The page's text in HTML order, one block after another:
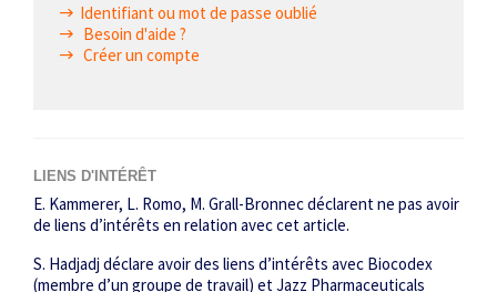
Identifiant ou mot de passe oublié
Besoin d'aide ?
Créer un compte
LIENS D'INTÉRÊT
E. Kammerer, L. Romo, M. Grall-Bronnec déclarent ne pas avoir
de liens d’intérêts en relation avec cet article.
S. Hadjadj déclare avoir des liens d’intérêts avec Biocodex
(membre d’un groupe de travail) et Jazz Pharmaceuticals